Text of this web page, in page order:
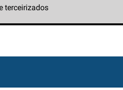
terceirizados